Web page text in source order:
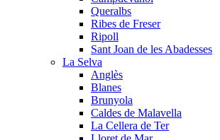
Queralbs
Ribes de Freser
Ripoll
Sant Joan de les Abadesses
La Selva
Anglès
Blanes
Brunyola
Caldes de Malavella
La Cellera de Ter